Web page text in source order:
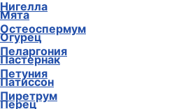
Нигелла
Остеоспермум
Пеларгония
Петуния
Пиретрум
Мята
Огурец
Пастернак
Патиссон
Перец